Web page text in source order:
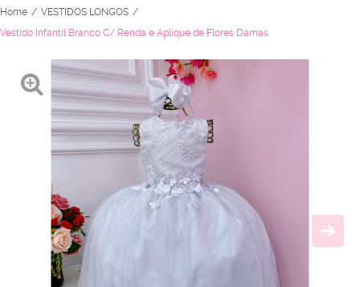
Home
VESTIDOS LONGOS
Vestido Infantil Branco C/ Renda e Aplique de Flores Damas